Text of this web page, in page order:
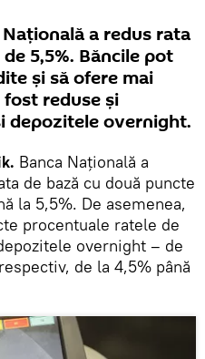
a redus rata
5,5%. Băncile pot
și să ofere mai
reduse și
depozitele overnight.
Banca Națională a
de bază cu două puncte
la 5,5%. De asemenea,
procentuale ratele de
overnight – de
de la 4,5% până